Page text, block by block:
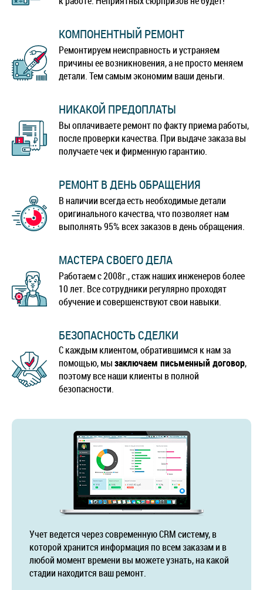
КОМПОНЕНТНЫЙ РЕМОНТ
Ремонтируем неисправность и устраняем
причины ее возникновения, а не просто меняем
детали. Тем самым экономим ваши деньги.
НИКАКОЙ ПРЕДОПЛАТЫ
Вы оплачиваете ремонт по факту приема работы,
после проверки качества. При выдаче заказа вы
получаете чек и фирменную гарантию.
РЕМОНТ В ДЕНЬ ОБРАЩЕНИЯ
В наличии всегда есть необходимые детали
оригинального качества, что позволяет нам
выполнять 95% всех заказов в день обращения.
МАСТЕРА СВОЕГО ДЕЛА
Работаем с 2008г., стаж наших инженеров более
10 лет. Все сотрудники регулярно проходят
обучение и совершенствуют свои навыки.
БЕЗОПАСНОСТЬ СДЕЛКИ
С каждым клиентом, обратившимся к нам за
помощью, мызаключаем письменный договор,
поэтому все наши клиенты в полной
безопасности.
Учет ведется через современную CRM систему, в
которой хранится информация по всем заказам и в
любой момент времени вы можете узнать, на какой
стадии находится ваш ремонт.